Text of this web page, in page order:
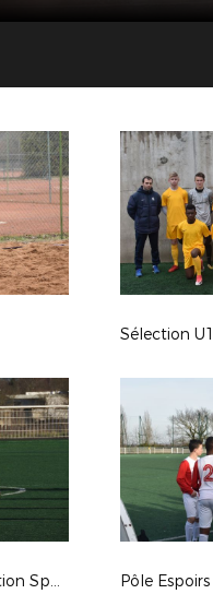
Sélection
Sélection Régionale U15F - Section Sportive Régionale Chevigny Saint-Sauveur Pôle